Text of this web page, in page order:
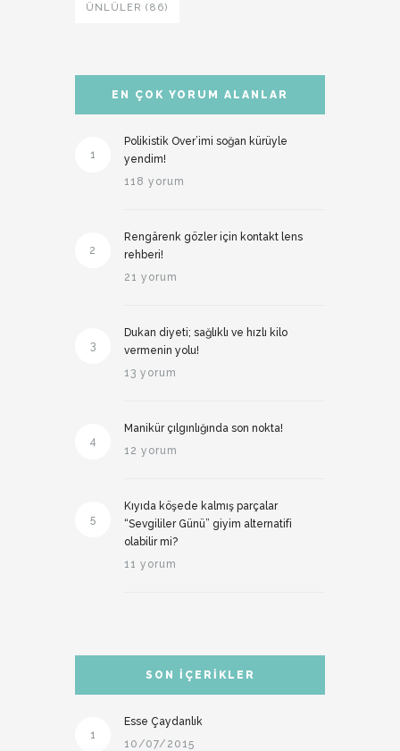
ÜNLÜLER (86)
EN ÇOK YORUM ALANLAR
1
Polikistik Over’imi soğan kürüyle
yendim!
118 yorum
2
Rengârenk gözler için kontakt lens
rehberi!
21 yorum
3
Dukan diyeti; sağlıklı ve hızlı kilo
vermenin yolu!
13 yorum
4
Manikür çılgınlığında son nokta!
12 yorum
5
Kıyıda köşede kalmış parçalar
“Sevgililer Günü” giyim alternatifi
olabilir mi?
11 yorum
SON İÇERIKLER
1
Esse Çaydanlık
10/07/2015